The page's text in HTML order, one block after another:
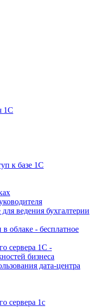
1С
к базе 1С
ведения бухгалтерии
облаке - бесплатное
сервера 1С -
бизнеса
дата-центра
сервера 1с